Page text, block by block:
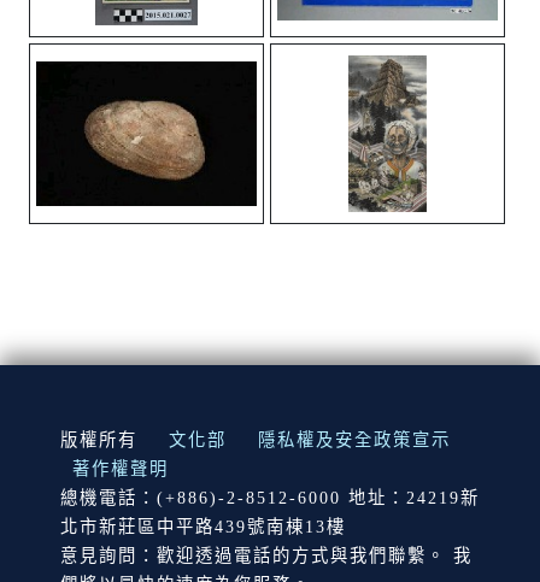
:::
版權所有 文化部
隱私權及安全政策宣示
著作權聲明
總機電話：(+886)-2-8512-6000 地址：24219新
北市新莊區中平路439號南棟13樓
意見詢問：歡迎透過電話的方式與我們聯繫。 我